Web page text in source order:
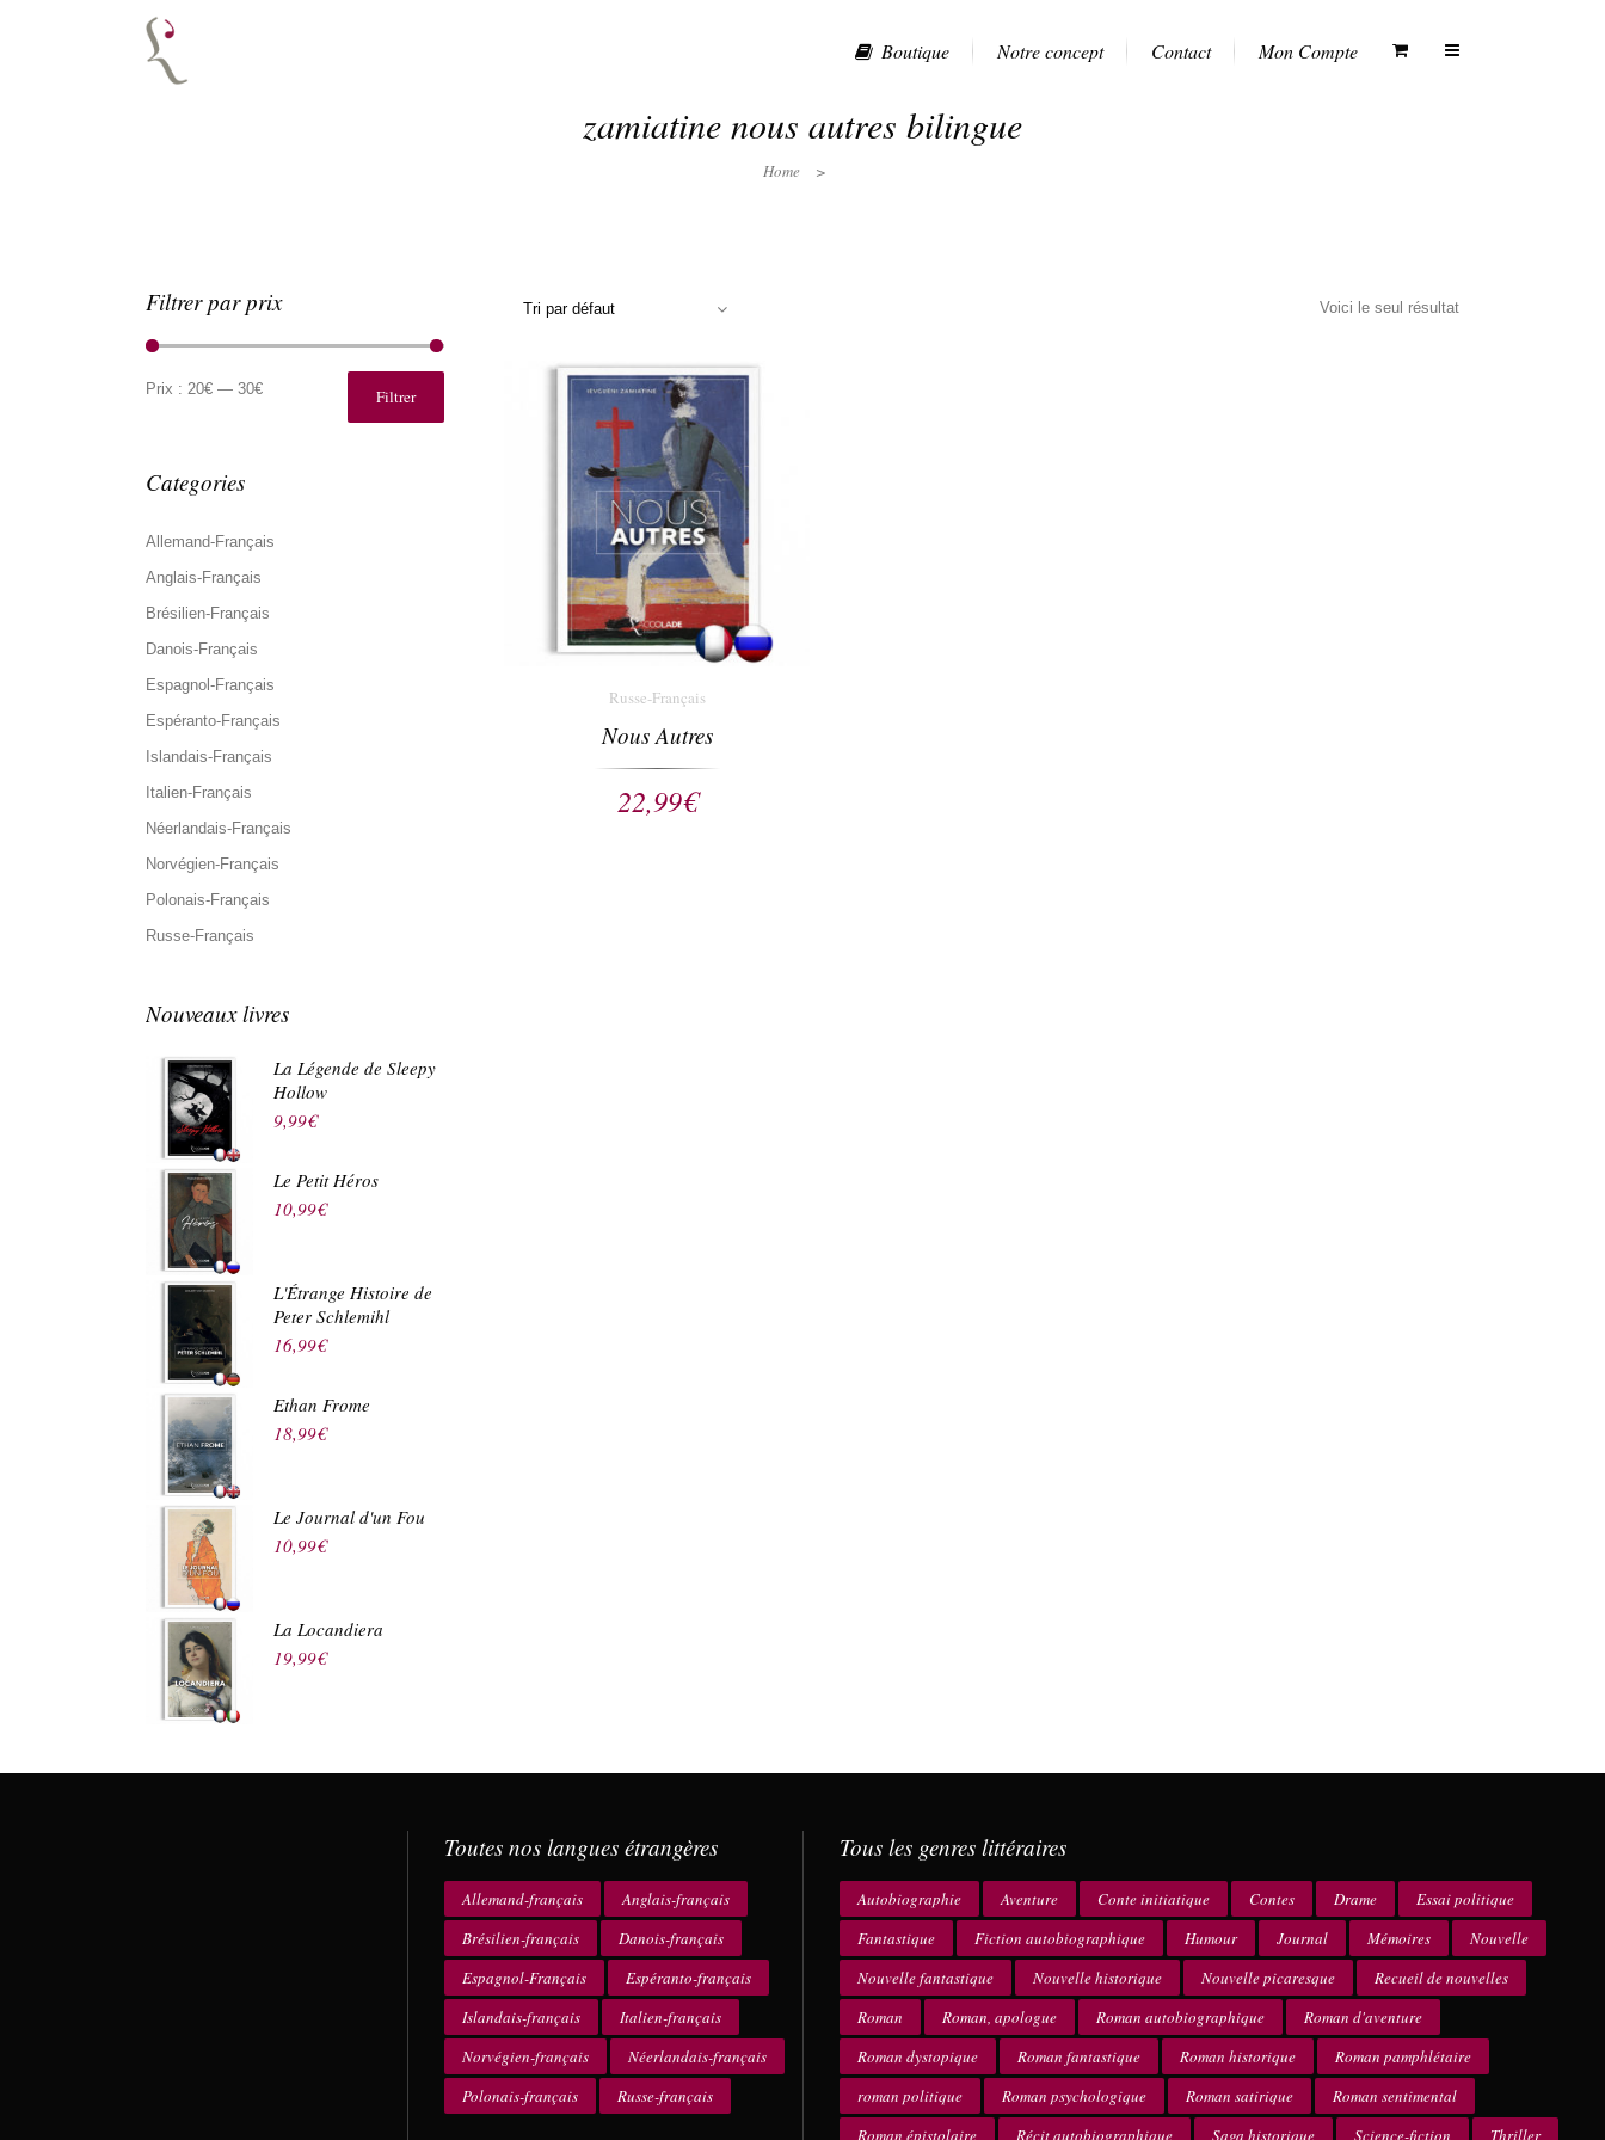
Boutique Notre concept Contact Mon Compte
zamiatine nous autres bilingue
Home >
Filtrer par prix
min
max
Filtrer
Prix : 20€ — 30€
Categories
Allemand-Français
Anglais-Français
Brésilien-Français
Danois-Français
Espagnol-Français
Espéranto-Français
Islandais-Français
Italien-Français
Néerlandais-Français
Norvégien-Français
Polonais-Français
Russe-Français
Nouveaux livres
La Légende de Sleepy
Hollow
9,99€
Le Petit Héros
10,99€
L'Étrange Histoire de
Peter Schlemihl
16,99€
Ethan Frome
18,99€
Le Journal d'un Fou
10,99€
La Locandiera
19,99€
Voici le seul résultat
Tri par défaut
Russe-Français
Nous Autres
22,99€
Toutes nos langues étrangères
Allemand-français
Anglais-français
Brésilien-français
Danois-français
Espagnol-Français
Espéranto-français
Islandais-français
Italien-français
Norvégien-français
Néerlandais-français
Polonais-français
Russe-français
Tous les genres littéraires
Autobiographie Aventure Conte initiatique Contes Drame
Essai politique
Fantastique
Fiction autobiographique Humour Journal Mémoires
Nouvelle
Nouvelle fantastique
Nouvelle historique Nouvelle picaresque
Recueil de nouvelles
Roman
Roman, apologue Roman autobiographique
Roman d'aventure
Roman dystopique
Roman fantastique Roman historique
Roman pamphlétaire
roman politique
Roman psychologique Roman satirique
Roman sentimental
Roman épistolaire
Récit autobiographique Saga historique Science-fiction Thriller